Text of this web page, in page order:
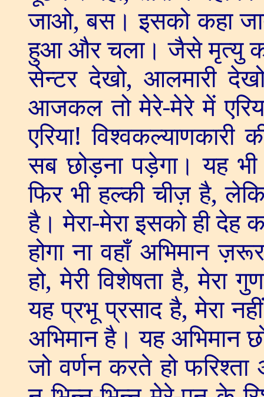
जाओ,बस। इसको कहा
हुआ और चला। जैसे मृत्यु का
सेन्टर देखो,आलमारी
आजकल तो मेरे-मेरे में
एरिया! विश्वकल्याणकारी
सब छोड़ना पड़ेगा। यह
फिर भी हल्की चीज़ है,
है। मेरा-मेरा इसको ही देह
होगा ना वहाँ अभिमान
हो,मेरी विशेषता है,मेरा
यह प्रभू प्रसाद है,मेरा
अभिमान है। यह अभिमान
जो वर्णन करते हो फरिश्ता